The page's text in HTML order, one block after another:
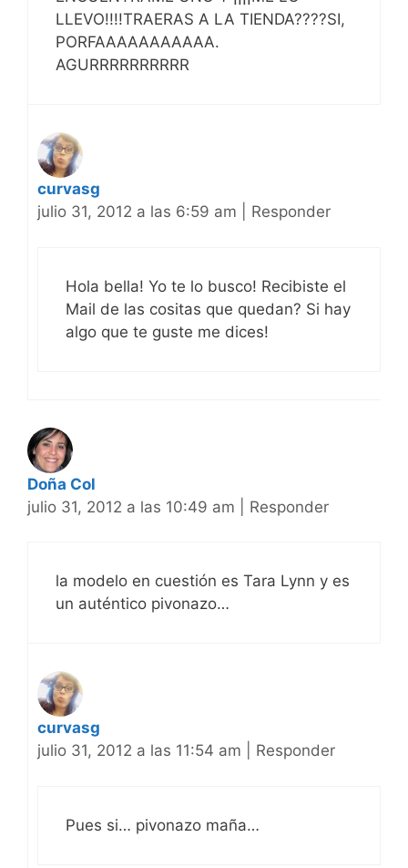
LLEVO!!!!TRAERAS A LA TIENDA????SI,
PORFAAAAAAAAAAA.
AGURRRRRRRRRR
curvasg
julio 31, 2012 a las 6:59 am
Responder
Hola bella! Yo te lo busco! Recibiste el
Mail de las cositas que quedan? Si hay
algo que te guste me dices!
Doña Col
julio 31, 2012 a las 10:49 am
Responder
la modelo en cuestión es Tara Lynn y es
un auténtico pivonazo…
curvasg
julio 31, 2012 a las 11:54 am
Responder
Pues si… pivonazo maña…